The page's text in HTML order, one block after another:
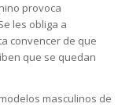
provoca
les obliga a
convencer de que
que se quedan
masculinos de